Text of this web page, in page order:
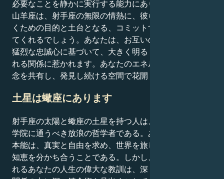
必要なことを静かに実行する能力にあります。あなたの
山羊座は、射手座の無限の情熱に、彼らのように城を築
くための目的と土台となる、コミットすべき何かを与え
てくれるでしょう。あなたは、お互いの精神的な原則と
猛烈な忠誠心に基づいて、大きく明るく楽観的に感じら
れる関係に惹かれます。あなたのエネルギーは、尊敬の
念を共有し、発見し続ける空間で花開く。
土星は蠍座にあります
射手座の太陽と蠍座の土星を持つ人は、本質的に法科大
学院に通うべき放浪の哲学者である。あなたの最も深い
本能は、真実と自由を求め、世界を旅し、軽いタッチで
知恵を分かち合うことである。しかし、土星から与えら
れるあなたの人生の偉大な教訓は、深く潜り込んで人間